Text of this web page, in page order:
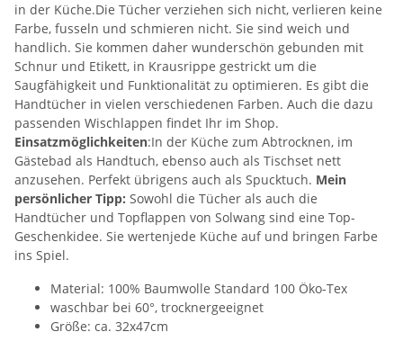
in der Küche.Die Tücher verziehen sich nicht, verlieren keine
Farbe, fusseln und schmieren nicht. Sie sind weich und
handlich. Sie kommen daher wunderschön gebunden mit
Schnur und Etikett, in Krausrippe gestrickt um die
Saugfähigkeit und Funktionalität zu optimieren. Es gibt die
Handtücher in vielen verschiedenen Farben. Auch die dazu
passenden Wischlappen findet Ihr im Shop.
Einsatzmöglichkeiten:In der Küche zum Abtrocknen, im
Gästebad als Handtuch, ebenso auch als Tischset nett
anzusehen. Perfekt übrigens auch als Spucktuch. Mein
persönlicher Tipp: Sowohl die Tücher als auch die
Handtücher und Topflappen von Solwang sind eine Top-
Geschenkidee. Sie wertenjede Küche auf und bringen Farbe
ins Spiel.
Material: 100% Baumwolle Standard 100 Öko-Tex
waschbar bei 60°, trocknergeeignet
Größe: ca. 32x47cm